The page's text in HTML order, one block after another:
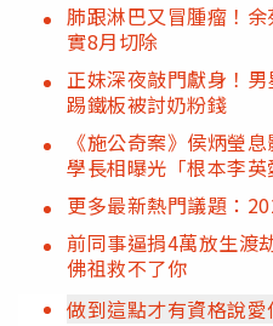
肺跟淋巴又冒腫瘤！
實8月切除
正妹深夜敲門獻身！
踢鐵板被討奶粉錢
《施公奇案》侯炳瑩
學長相曝光「根本李英
更多最新熱門議題：
前同事逼捐4萬放生
佛祖救不了你
做到這點才有資格說愛